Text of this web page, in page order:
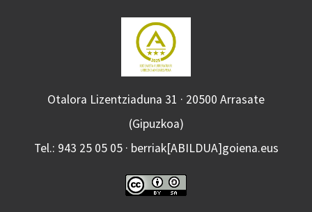
Otalora Lizentziaduna 31 · 20500 Arrasate
(Gipuzkoa)
Tel.: 943 25 05 05 · berriak[ABILDUA]goiena.eus